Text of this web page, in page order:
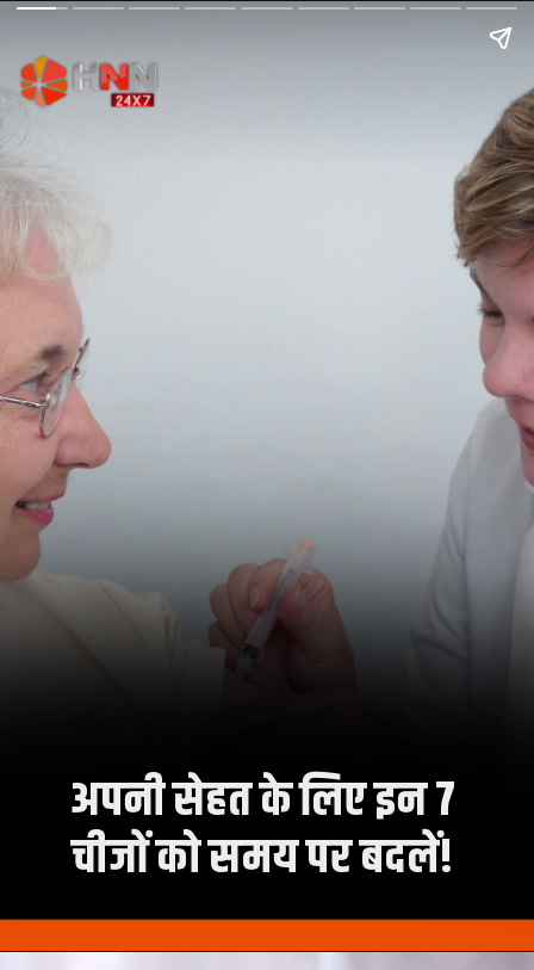
अपनी सेहत के लिए इन 7
चीजों को समय पर बदलें!